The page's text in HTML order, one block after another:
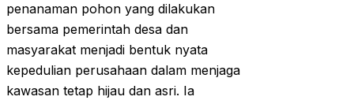
penanaman pohon yang dilakukan
bersama pemerintah desa dan
masyarakat menjadi bentuk nyata
kepedulian perusahaan dalam menjaga
kawasan tetap hijau dan asri. Ia